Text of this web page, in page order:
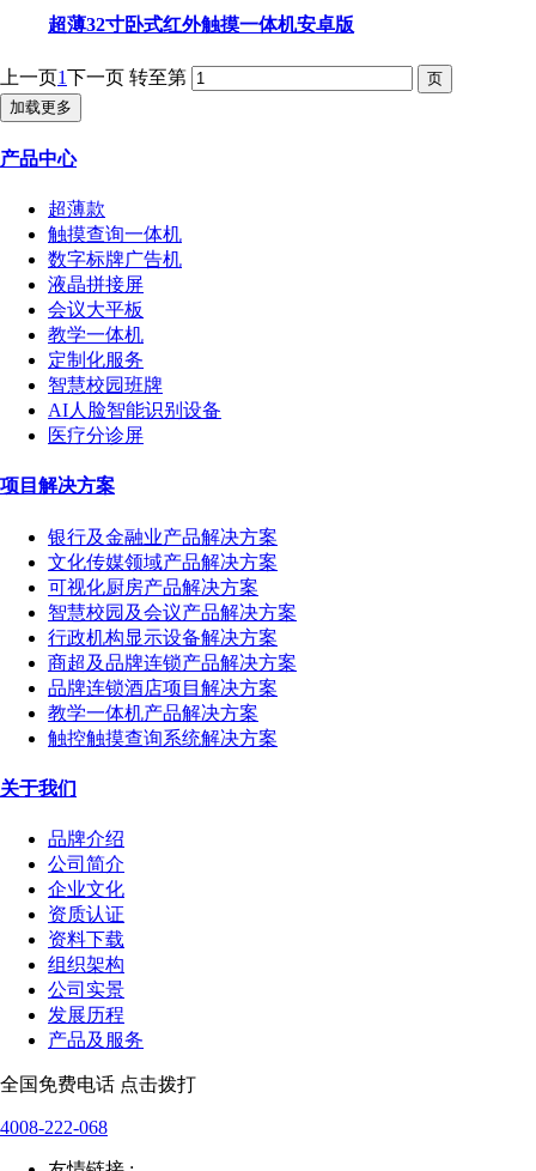
超薄32寸卧式红外触摸一体机安卓版
上一页1下一页 转至第
加载更多
产品中心
超薄款
触摸查询一体机
数字标牌广告机
液晶拼接屏
会议大平板
教学一体机
定制化服务
智慧校园班牌
AI人脸智能识别设备
医疗分诊屏
项目解决方案
银行及金融业产品解决方案
文化传媒领域产品解决方案
可视化厨房产品解决方案
智慧校园及会议产品解决方案
行政机构显示设备解决方案
商超及品牌连锁产品解决方案
品牌连锁酒店项目解决方案
教学一体机产品解决方案
触控触摸查询系统解决方案
关于我们
品牌介绍
公司简介
企业文化
资质认证
资料下载
组织架构
公司实景
发展历程
产品及服务
全国免费电话 点击拨打
4008-222-068